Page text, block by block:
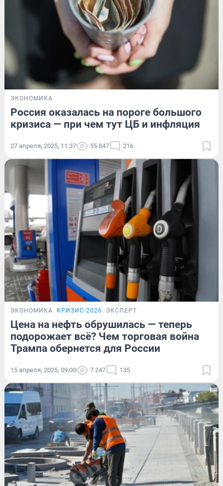
ЭКОНОМИКА
Россия оказалась на пороге большого
кризиса — при чем тут ЦБ и инфляция
27 апреля, 2025, 11:37 55 847 216
ЭКОНОМИКА КРИЗИС-2026 ЭКСПЕРТ
Цена на нефть обрушилась — теперь
подорожает всё? Чем торговая война
Трампа обернется для России
15 апреля, 2025, 09:00 7 247 135